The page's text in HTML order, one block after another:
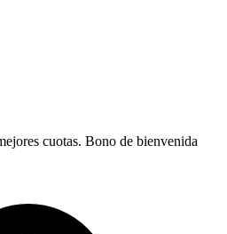
cuotas. Bono de bienvenida